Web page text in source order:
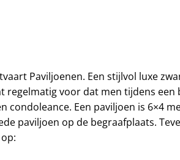
Paviljoenen. Een stijlvol luxe
voor dat men tijdens
Een paviljoen is 6×4
paviljoen op de begraafplaats.